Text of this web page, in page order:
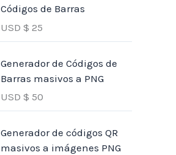
Códigos de Barras
USD $ 25
Generador de Códigos de
Barras masivos a PNG
USD $ 50
Generador de códigos QR
masivos a imágenes PNG